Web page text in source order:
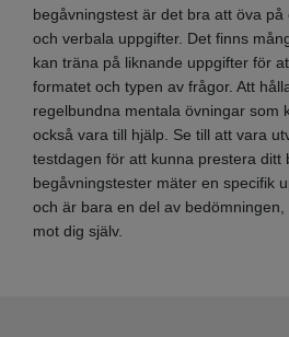
begåvningstest är det bra att öva på
och verbala uppgifter. Det finns
kan träna på liknande uppgifter för
formatet och typen av frågor. Att
regelbundna mentala övningar som
också vara till hjälp. Se till att vara
testdagen för att kunna prestera ditt
begåvningstester mäter en specifik
och är bara en del av
mot dig själv.